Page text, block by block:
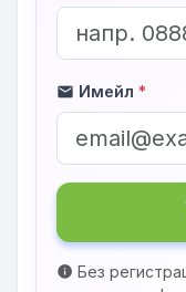
mail Имейл *
info Без